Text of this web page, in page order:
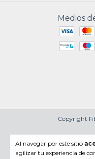
Al navegar por este sitio
agilizar tu experiencia de
Medios
Copyright